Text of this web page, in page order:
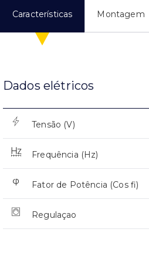
Características Montagem
Dados elétricos
Tensão (V)
Frequência (Hz)
Fator de Potência (Cos fi)
Regulaçao